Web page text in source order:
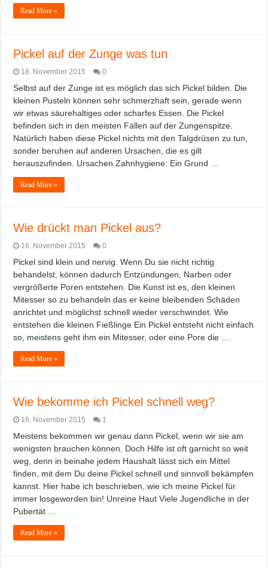
Read More »
Pickel auf der Zunge was tun
18. November 2015 0
Selbst auf der Zunge ist es möglich das sich Pickel bilden. Die
kleinen Pusteln können sehr schmerzhaft sein, gerade wenn
wir etwas säurehaltiges oder scharfes Essen. Die Pickel
befinden sich in den meisten Fällen auf der Zungenspitze.
Natürlich haben diese Pickel nichts mit den Talgdrüsen zu tun,
sonder beruhen auf anderen Ursachen, die es gilt
herauszufinden. Ursachen Zahnhygiene: Ein Grund …
Read More »
Wie drückt man Pickel aus?
16. November 2015 0
Pickel sind klein und nervig. Wenn Du sie nicht richtig
behandelst, können dadurch Entzündungen, Narben oder
vergrößerte Poren entstehen. Die Kunst ist es, den kleinen
Mitesser so zu behandeln das er keine bleibenden Schäden
anrichtet und möglichst schnell wieder verschwindet. Wie
entstehen die kleinen Fießlinge Ein Pickel entsteht nicht einfach
so, meistens geht ihm ein Mitesser, oder eine Pore die …
Read More »
Wie bekomme ich Pickel schnell weg?
16. November 2015 1
Meistens bekommen wir genau dann Pickel, wenn wir sie am
wenigsten brauchen können. Doch Hilfe ist oft garnicht so weit
weg, denn in beinahe jedem Haushalt lässt sich ein Mittel
finden, mit dem Du deine Pickel schnell und sinnvoll bekämpfen
kannst. Hier habe ich beschrieben, wie ich meine Pickel für
immer losgeworden bin! Unreine Haut Viele Jugendliche in der
Pubertät …
Read More »